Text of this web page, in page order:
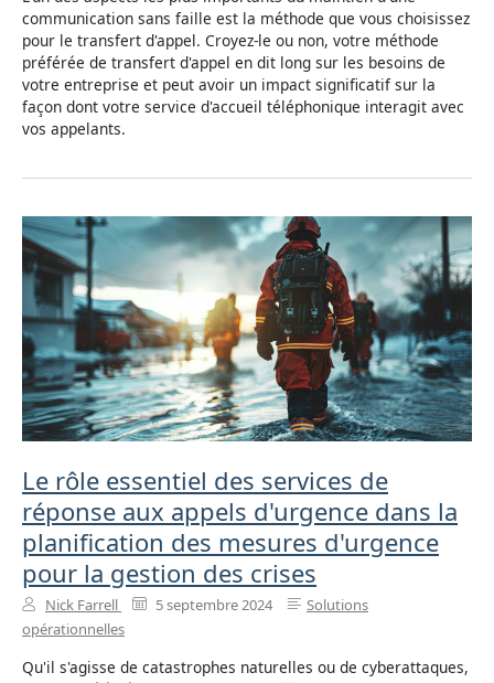
communication sans faille est la méthode que vous choisissez
pour le transfert d'appel. Croyez-le ou non, votre méthode
préférée de transfert d'appel en dit long sur les besoins de
votre entreprise et peut avoir un impact significatif sur la
façon dont votre service d'accueil téléphonique interagit avec
vos appelants.
Le rôle essentiel des services de
réponse aux appels d'urgence dans la
planification des mesures d'urgence
pour la gestion des crises
Nick Farrell 5 septembre 2024
Solutions
opérationnelles
Qu'il s'agisse de catastrophes naturelles ou de cyberattaques,